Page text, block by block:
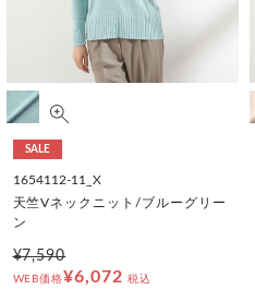
SALE
1654112-11_X
天竺Vネックニット/ブルーグリー
ン
¥7,590
WEB価格¥6,072 税込